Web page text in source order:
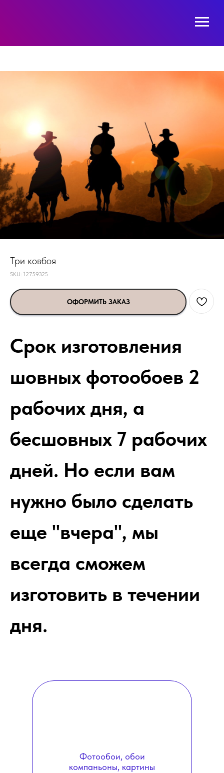
Три ковбоя
SKU: 12759325
ОФОРМИТЬ ЗАКАЗ
Срок изготовления
шовных фотообоев 2
рабочих дня, а
бесшовных 7 рабочих
дней. Но если вам
нужно было сделать
еще "вчера", мы
всегда сможем
изготовить в течении
дня.
Фотообои, обои
компаньоны, картины